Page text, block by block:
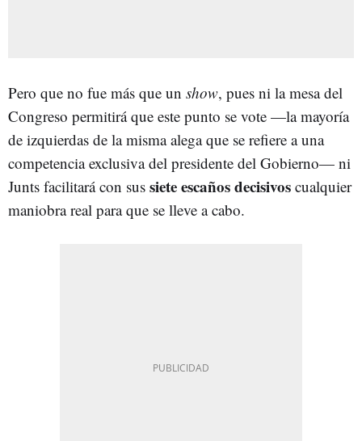
Pero que no fue más que un show, pues ni la mesa del
Congreso permitirá que este punto se vote —la mayoría
de izquierdas de la misma alega que se refiere a una
competencia exclusiva del presidente del Gobierno— ni
Junts facilitará con sus siete escaños decisivos cualquier
maniobra real para que se lleve a cabo.